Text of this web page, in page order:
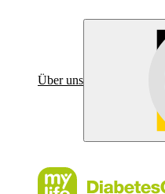
Über uns